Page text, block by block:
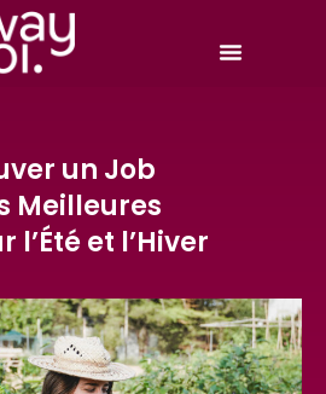
un Job
Meilleures
et l’Hiver